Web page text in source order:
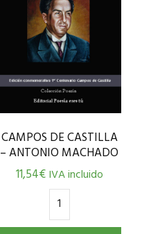
CAMPOS DE CASTILLA
– ANTONIO MACHADO
11,54€ IVA incluido